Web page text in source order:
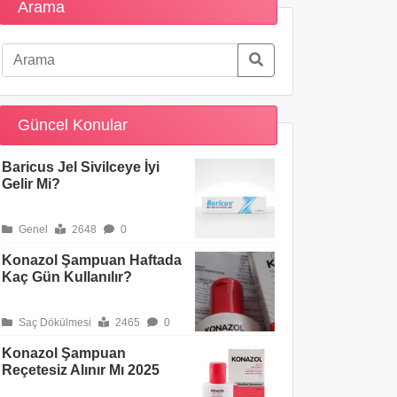
Arama
Güncel Konular
Baricus Jel Sivilceye İyi
Gelir Mi?
Genel 2648 0
Konazol Şampuan Haftada
Kaç Gün Kullanılır?
Saç Dökülmesi 2465 0
Konazol Şampuan
Reçetesiz Alınır Mı 2025